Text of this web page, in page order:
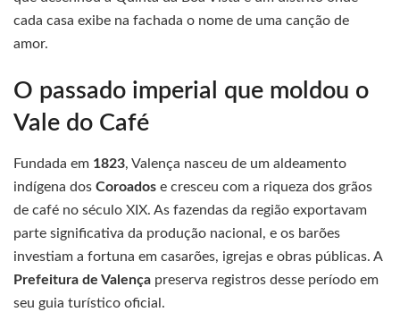
cada casa exibe na fachada o nome de uma canção de
amor.
O passado imperial que moldou o
Vale do Café
Fundada em 1823, Valença nasceu de um aldeamento
indígena dos Coroados e cresceu com a riqueza dos grãos
de café no século XIX. As fazendas da região exportavam
parte significativa da produção nacional, e os barões
investiam a fortuna em casarões, igrejas e obras públicas. A
Prefeitura de Valença preserva registros desse período em
seu guia turístico oficial.